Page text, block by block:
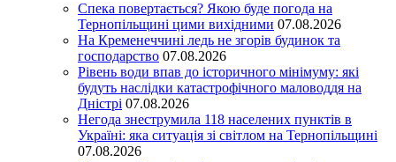
Спека повертається? Якою буде погода на
Тернопільщині цими вихідними 07.08.2026
На Кременеччині ледь не згорів будинок та
господарство 07.08.2026
Рівень води впав до історичного мінімуму: які
будуть наслідки катастрофічного маловоддя на
Дністрі 07.08.2026
Негода знеструмила 118 населених пунктів в
Україні: яка ситуація зі світлом на Тернопільщині
07.08.2026